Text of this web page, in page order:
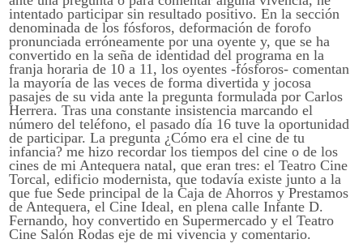
intentado participar sin resultado positivo. En la sección
denominada de los fósforos, deformación de forofo
pronunciada erróneamente por una oyente y, que se ha
convertido en la seña de identidad del programa en la
franja horaria de 10 a 11, los oyentes -fósforos- comentan
la mayoría de las veces de forma divertida y jocosa
pasajes de su vida ante la pregunta formulada por Carlos
Herrera. Tras una constante insistencia marcando el
número del teléfono, el pasado día 16 tuve la oportunidad
de participar. La pregunta ¿Cómo era el cine de tu
infancia? me hizo recordar los tiempos del cine o de los
cines de mi Antequera natal, que eran tres: el Teatro Cine
Torcal, edificio modernista, que todavía existe junto a la
que fue Sede principal de la Caja de Ahorros y Prestamos
de Antequera, el Cine Ideal, en plena calle Infante D.
Fernando, hoy convertido en Supermercado y el Teatro
Cine Salón Rodas eje de mi vivencia y comentario.